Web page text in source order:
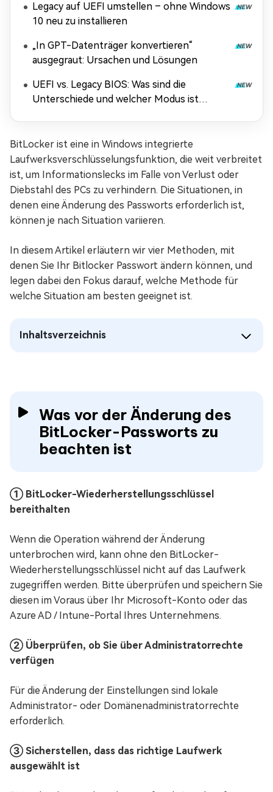
Legacy auf UEFI umstellen – ohne Windows
10 neu zu installieren
„In GPT-Datenträger konvertieren“
ausgegraut: Ursachen und Lösungen
UEFI vs. Legacy BIOS: Was sind die
Unterschiede und welcher Modus ist
BitLocker ist eine in Windows integrierte
Laufwerksverschlüsselungsfunktion, die weit verbreitet
ist, um Informationslecks im Falle von Verlust oder
Diebstahl des PCs zu verhindern. Die Situationen, in
denen eine Änderung des Passworts erforderlich ist,
können je nach Situation variieren.
In diesem Artikel erläutern wir vier Methoden, mit
denen Sie Ihr Bitlocker Passwort ändern können, und
legen dabei den Fokus darauf, welche Methode für
welche Situation am besten geeignet ist.
Inhaltsverzeichnis
Was vor der Änderung des
BitLocker-Passworts zu
beachten ist
① BitLocker-Wiederherstellungsschlüssel
bereithalten
Wenn die Operation während der Änderung
unterbrochen wird, kann ohne den BitLocker-
Wiederherstellungsschlüssel nicht auf das Laufwerk
zugegriffen werden. Bitte überprüfen und speichern Sie
diesen im Voraus über Ihr Microsoft-Konto oder das
Azure AD / Intune-Portal Ihres Unternehmens.
② Überprüfen, ob Sie über Administratorrechte
verfügen
Für die Änderung der Einstellungen sind lokale
Administrator- oder Domänenadministratorrechte
erforderlich.
③ Sicherstellen, dass das richtige Laufwerk
ausgewählt ist